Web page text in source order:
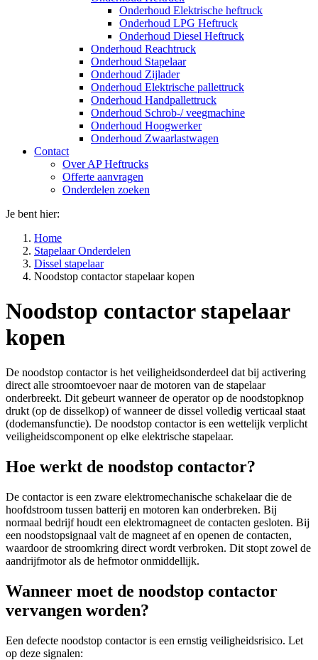
Onderhoud Elektrische heftruck
Onderhoud LPG Heftruck
Onderhoud Diesel Heftruck
Onderhoud Reachtruck
Onderhoud Stapelaar
Onderhoud Zijlader
Onderhoud Elektrische pallettruck
Onderhoud Handpallettruck
Onderhoud Schrob-/ veegmachine
Onderhoud Hoogwerker
Onderhoud Zwaarlastwagen
Contact
Over AP Heftrucks
Offerte aanvragen
Onderdelen zoeken
Je bent hier:
Home
Stapelaar Onderdelen
Dissel stapelaar
Noodstop contactor stapelaar kopen
Noodstop contactor stapelaar
kopen
De noodstop contactor is het veiligheidsonderdeel dat bij activering
direct alle stroomtoevoer naar de motoren van de stapelaar
onderbreekt. Dit gebeurt wanneer de operator op de noodstopknop
drukt (op de disselkop) of wanneer de dissel volledig verticaal staat
(dodemansfunctie). De noodstop contactor is een wettelijk verplicht
veiligheidscomponent op elke elektrische stapelaar.
Hoe werkt de noodstop contactor?
De contactor is een zware elektromechanische schakelaar die de
hoofdstroom tussen batterij en motoren kan onderbreken. Bij
normaal bedrijf houdt een elektromagneet de contacten gesloten. Bij
een noodstopsignaal valt de magneet af en openen de contacten,
waardoor de stroomkring direct wordt verbroken. Dit stopt zowel de
aandrijfmotor als de hefmotor onmiddellijk.
Wanneer moet de noodstop contactor
vervangen worden?
Een defecte noodstop contactor is een ernstig veiligheidsrisico. Let
op deze signalen: